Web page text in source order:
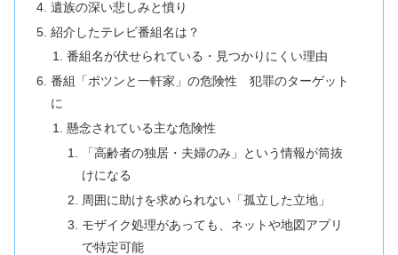
遺族の深い悲しみと憤り
紹介したテレビ番組名は？
番組名が伏せられている・見つかりにくい理由
番組「ポツンと一軒家」の危険性 犯罪のターゲット
に
懸念されている主な危険性
「高齢者の独居・夫婦のみ」という情報が筒抜
けになる
周囲に助けを求められない「孤立した立地」
モザイク処理があっても、ネットや地図アプリ
で特定可能